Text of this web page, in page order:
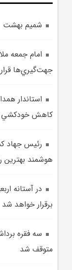
شمیم بهشت
امام جمعه
جهت‌گيري‌ها
استاندار
کاهش
رئيس جهاد
هوشمند بهترين
در آستانه
برقرار خواهد شد
سه فقره
متوقف شد